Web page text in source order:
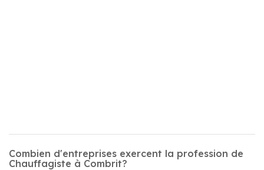
Combien d'entreprises exercent la profession de
Chauffagiste à Combrit?